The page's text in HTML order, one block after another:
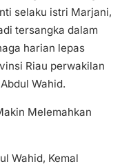
selaku istri Marjani,
tersangka dalam
harian lepas
Riau perwakilan
Wahid.
Melemahkan
Wahid, Kemal